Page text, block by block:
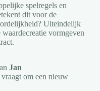
spelregels en
dit voor de
Uiteindelijk
vormgeven
Jan
om een nieuw